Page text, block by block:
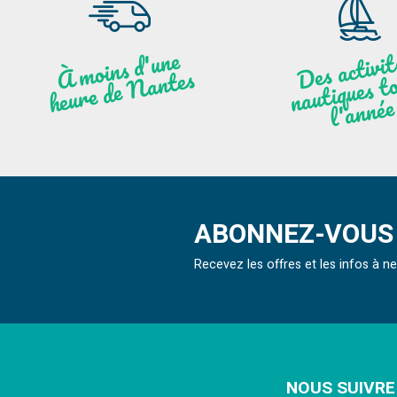
À
moi
ns
d'u
ne
heu
re
de
N
a
ntes quesnée
ABONNEZ-
Recevez les offres et les infos à
NOUS